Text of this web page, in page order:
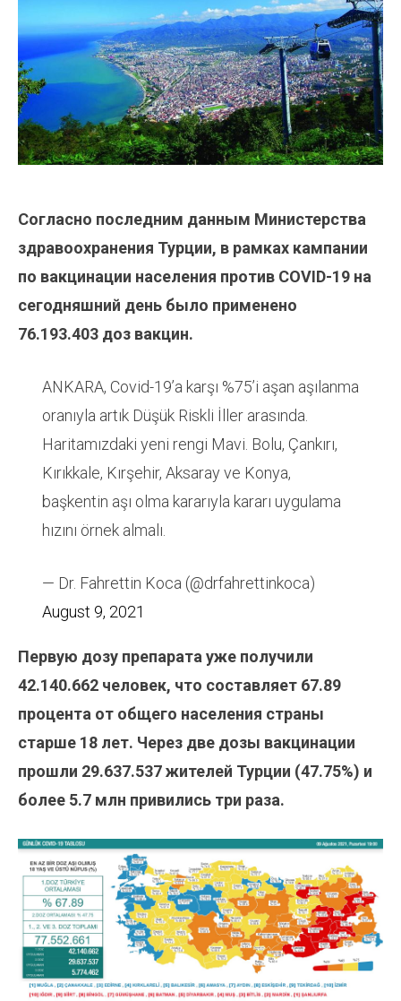
Согласно последним данным Министерства
здравоохранения Турции, в рамках кампании
по вакцинации населения против COVID-19 на
сегодняшний день было применено
76.193.403 доз вакцин.
ANKARA, Covid-19’a karşı %75’i aşan aşılanma
oranıyla artık Düşük Riskli İller arasında.
Haritamızdaki yeni rengi Mavi. Bolu, Çankırı,
Kırıkkale, Kırşehir, Aksaray ve Konya,
başkentin aşı olma kararıyla kararı uygulama
hızını örnek almalı.
— Dr. Fahrettin Koca (@drfahrettinkoca)
August 9, 2021
Первую дозу препарата уже получили
42.140.662 человек, что составляет 67.89
процента от общего населения страны
старше 18 лет. Через две дозы вакцинации
прошли 29.637.537жителей Турции (47.75%) и
более 5.7 млн привились три раза.